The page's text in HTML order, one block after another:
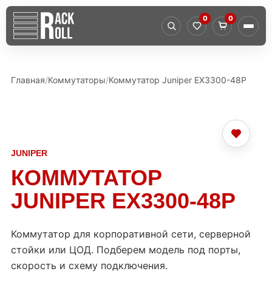
0 0
Главная Коммутаторы Коммутатор Juniper EX3300-48P
JUNIPER
КОММУТАТОР
JUNIPER EX3300-48P
Коммутатор для корпоративной сети, серверной
стойки или ЦОД. Подберем модель под порты,
скорость и схему подключения.